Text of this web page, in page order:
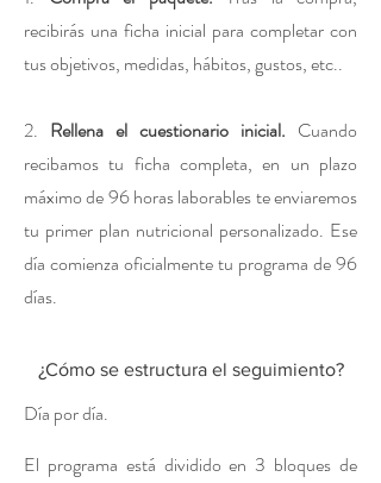
recibirás una ficha inicial para completar con
tus objetivos, medidas, hábitos, gustos, etc..
2. Rellena el cuestionario inicial. Cuando
recibamos tu ficha completa, en un plazo
máximo de 96 horas laborables te enviaremos
tu primer plan nutricional personalizado. Ese
día comienza oficialmente tu programa de 96
días.
¿Cómo se estructura el seguimiento?
Día por día.
El programa está dividido en 3 bloques de